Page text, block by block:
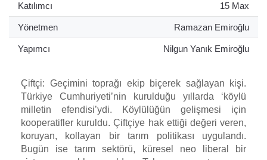
Katılımcı 15 Max
Yönetmen Ramazan Emiroğlu
Yapımcı Nilgun Yanık Emiroğlu
Çiftçi: Geçimini toprağı ekip biçerek sağlayan kişi.
Türkiye Cumhuriyeti’nin kurulduğu yıllarda ‘köylü
milletin efendisi’ydi. Köylülüğün gelişmesi için
kooperatifler kuruldu. Çiftçiye hak ettiği değeri veren,
koruyan, kollayan bir tarım politikası uygulandı.
Bugün ise tarım sektörü, küresel neo liberal bir